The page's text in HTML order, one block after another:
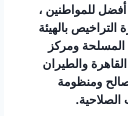
للمواطنين ،
التراخيص بالهيئة
المسلحة ومركز
والطيران
ومنظومة
الصلاحية.